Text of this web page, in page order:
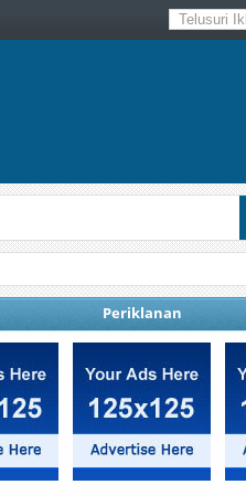
Periklanan